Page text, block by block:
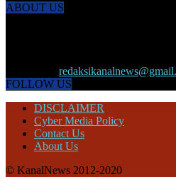
ABOUT US
FOLLOW US
DISCLAIMER
Cyber Media Policy
Contact Us
About Us
© KanalNews 2012-2020